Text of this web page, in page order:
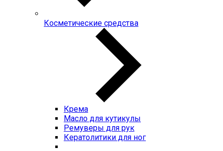
Косметические средства
Крема
Масло для кутикулы
Ремуверы для рук
Кератолитики для ног